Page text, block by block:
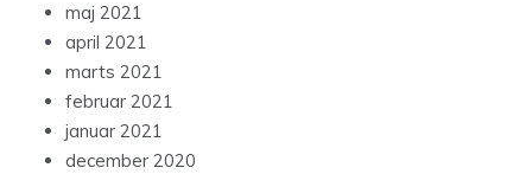
maj 2021
april 2021
marts 2021
februar 2021
januar 2021
december 2020